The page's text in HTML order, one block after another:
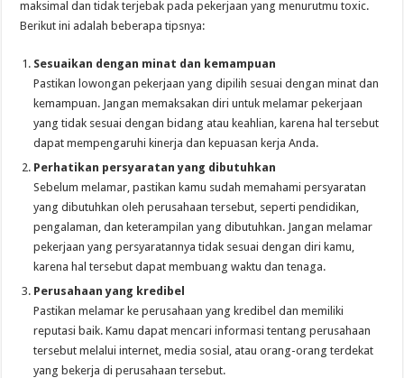
maksimal dan tidak terjebak pada pekerjaan yang menurutmu toxic.
Berikut ini adalah beberapa tipsnya:
Sesuaikan dengan minat dan kemampuan
Pastikan lowongan pekerjaan yang dipilih sesuai dengan minat dan
kemampuan. Jangan memaksakan diri untuk melamar pekerjaan
yang tidak sesuai dengan bidang atau keahlian, karena hal tersebut
dapat mempengaruhi kinerja dan kepuasan kerja Anda.
Perhatikan persyaratan yang dibutuhkan
Sebelum melamar, pastikan kamu sudah memahami persyaratan
yang dibutuhkan oleh perusahaan tersebut, seperti pendidikan,
pengalaman, dan keterampilan yang dibutuhkan. Jangan melamar
pekerjaan yang persyaratannya tidak sesuai dengan diri kamu,
karena hal tersebut dapat membuang waktu dan tenaga.
Perusahaan yang kredibel
Pastikan melamar ke perusahaan yang kredibel dan memiliki
reputasi baik. Kamu dapat mencari informasi tentang perusahaan
tersebut melalui internet, media sosial, atau orang-orang terdekat
yang bekerja di perusahaan tersebut.